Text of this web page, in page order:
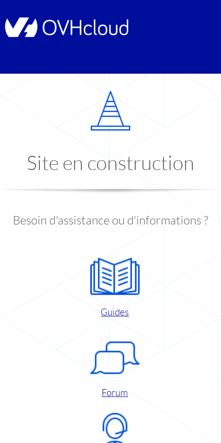
Site en construction
Besoin d'assistance ou d'informations ?
Guides
Forum